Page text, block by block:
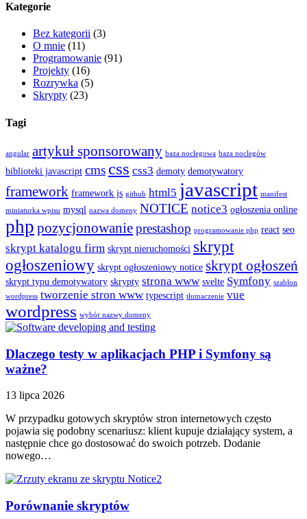
Kategorie
Bez kategorii (3)
O mnie (11)
Programowanie (91)
Projekty (16)
Rozrywka (5)
Skrypty (23)
Tagi
angular artykuł sponsorowany baza noclegowa baza noclegów
biblioteki javascript cms css css3 demoty demotywatory
framework framework js github html5 javascript manifest
miniaturka wpisu mysql nazwa domeny NOTICE notice3 ogłoszenia online
php pozycjonowanieprestashop programowanie php react seo
skrypt katalogu firm skrypt nieruchomości skrypt
ogłoszeniowy skrypt ogłoszeniowy notice skrypt ogłoszeń
skrypt typu demotywatory skrypty strona www svelte Symfony szablon
wordpress tworzenie stron www typescript tłumaczenie vue
wordpress wybór nazwy domeny
Dlaczego testy w aplikacjach PHP i Symfony są
ważne?
13 lipca 2026
W przypadku gotowych skryptów stron internetowych często
pojawia się podobny scenariusz: klient kupuje działający system, a
następnie chce go dostosować do swoich potrzeb. Dodanie
nowego…
Porównanie skryptów